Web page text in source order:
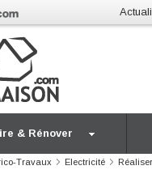
& Rénover
Travaux Electricité